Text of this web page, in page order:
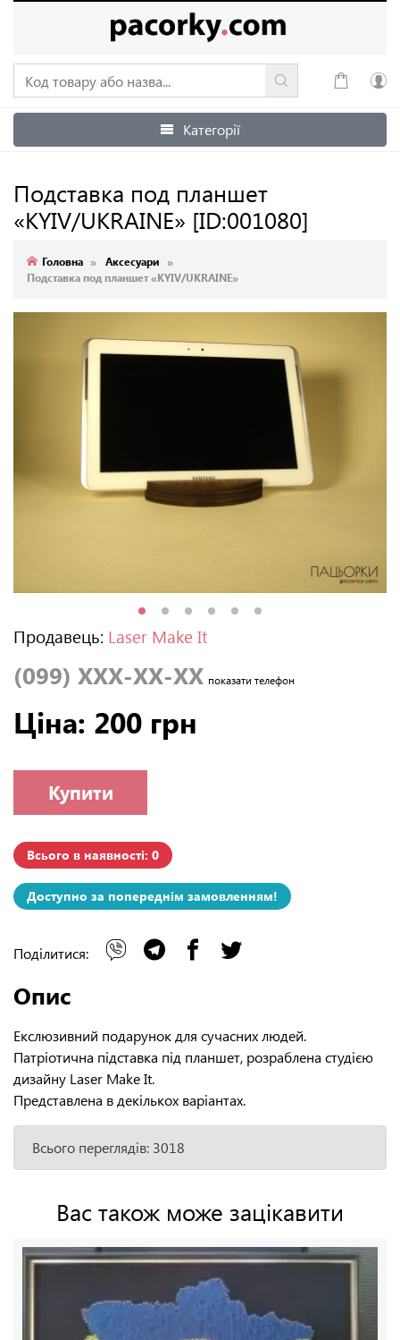
Увійти
Категорії
Подставка под планшет
«KYIV/UKRAINE» [ID:001080]
Головна
Аксесуари
Подставка под планшет «KYIV/UKRAINE»
Продавець: Laser Make It
(099) XXX-XX-XX показати телефон
Ціна: 200 грн
Купити
Всього в наявності: 0
Доступно за попереднім замовленням!
Поділитися:
Опис
Екслюзивний подарунок для сучасних людей.
Патріотична підставка під планшет, розраблена студією
дизайну Laser Make It.
Представлена в декількох варіантах.
Всього переглядів: 3018
Вас також може зацікавити